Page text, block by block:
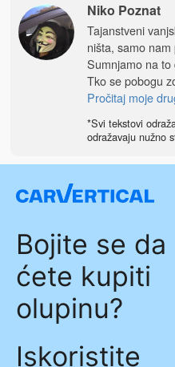
Niko Poznat
Tajanstveni
ništa, samo
Sumnjamo na
Tko se pobogu
Pročitaj moje
*Svi tekstovi
odražavaju nužno